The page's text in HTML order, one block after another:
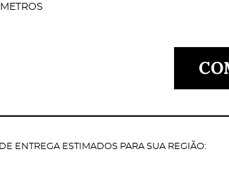
METROS
ENTREGA ESTIMADOS PARA SUA REGIÃO: